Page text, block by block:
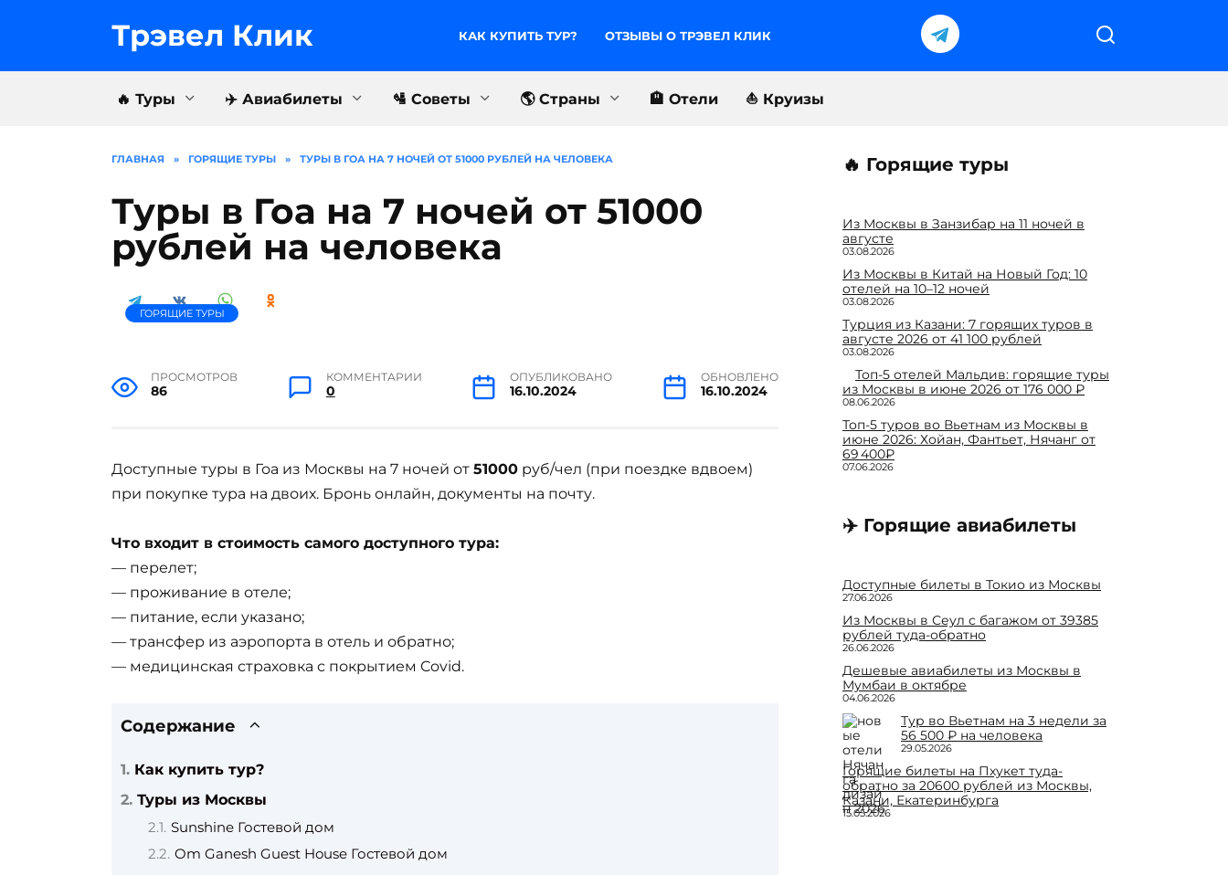
Трэвел Клик КАК КУПИТЬ ТУР? ОТЗЫВЫ О ТРЭВЕЛ КЛИК
🔥 Туры ✈️ Авиабилеты 🛂 Советы 🌎 Страны 🏨 Отели ⛵️ Круизы
ГЛАВНАЯ » ГОРЯЩИЕ ТУРЫ » ТУРЫ В ГОА НА 7 НОЧЕЙ ОТ 51000 РУБЛЕЙ НА ЧЕЛОВЕКА
Туры в Гоа на 7 ночей от 51000
рублей на человека
ГОРЯЩИЕ ТУРЫ
ПРОСМОТРОВ
86
КОММЕНТАРИИ
0
ОПУБЛИКОВАНО
16.10.2024
ОБНОВЛЕНО
16.10.2024
Доступные туры в Гоа из Москвы на 7 ночей от 51000 руб/чел (при поездке вдвоем)
при покупке тура на двоих. Бронь онлайн, документы на почту.
Что входит в стоимость самого доступного тура:
— перелет;
— проживание в отеле;
— питание, если указано;
— трансфер из аэропорта в отель и обратно;
— медицинская страховка с покрытием Covid.
Содержание
Как купить тур?
Туры из Москвы
Sunshine Гостевой дом
Om Ganesh Guest House Гостевой дом
🔥 Горящие туры
Из Москвы в Занзибар на 11 ночей в
августе
03.08.2026
Из Москвы в Китай на Новый Год: 10
отелей на 10–12 ночей
03.08.2026
Турция из Казани: 7 горящих туров в
августе 2026 от 41 100 рублей
03.08.2026
Топ-5 отелей Мальдив: горящие туры
из Москвы в июне 2026 от 176 000 ₽
08.06.2026
Топ-5 туров во Вьетнам из Москвы в
июне 2026: Хойан, Фантьет, Нячанг от
69 400₽
07.06.2026
✈️ Горящие авиабилеты
Доступные билеты в Токио из Москвы
27.06.2026
Из Москвы в Сеул с багажом от 39385
рублей туда-обратно
26.06.2026
Дешевые авиабилеты из Москвы в
Мумбаи в октябре
04.06.2026
Тур во Вьетнам на 3 недели за
56 500 ₽ на человека
29.05.2026
Горящие билеты на Пхукет туда-
обратно за 20600 рублей из Москвы,
Казани, Екатеринбурга
15.05.2026